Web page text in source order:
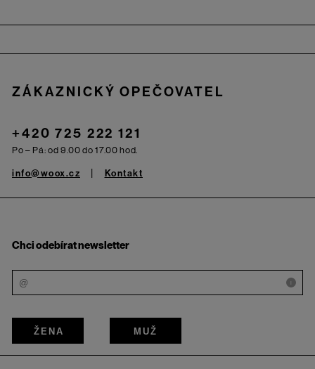
ZÁKAZNICKÝ OPEČOVATEL
+420 725 222 121
Po – Pá: od 9.00 do 17.00 hod.
info@woox.cz Kontakt
Chci odebírat newsletter
i
ŽENA MUŽ